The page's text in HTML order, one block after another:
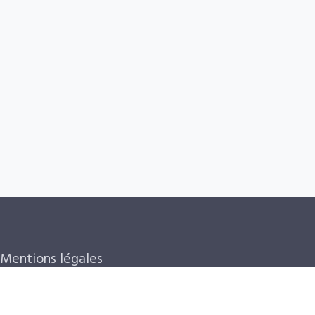
Mentions légales